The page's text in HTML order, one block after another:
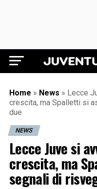
Home » News » Lecce
crescita, ma Spalletti si
due
NEWS
Lecce Juve si
crescita, ma
segnali di